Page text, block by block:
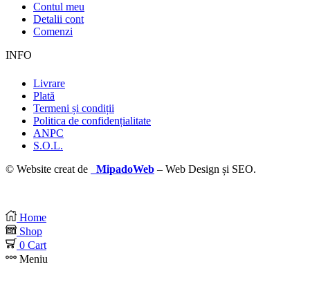
Contul meu
Detalii cont
Comenzi
INFO
Livrare
Plată
Termeni și condiții
Politica de confidențialitate
ANPC
S.O.L.
© Website creat de
MipadoWeb – Web Design și SEO.
Home
Shop
0 Cart
Meniu